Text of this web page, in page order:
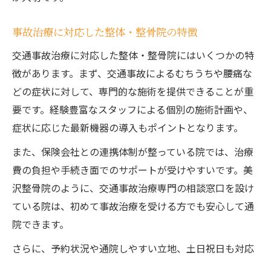
事故治療で気をつけたい後遺症発症サイン
慰謝料減額を防ぐための通院アドバイス
事故治療で慰謝料減額を防ぐ通院方法とは
事故治療時の記録が慰謝料請求に与える影
響
事故治療の通院頻度と慰謝料減額リスク対
策
事故治療中に注意したい保険会社との対応
事故治療の相談を活用した慰謝料対策のコ
ツ
事故治療に対応した整体・整骨院の特徴
交通事故治療に対応した整体・整骨院にはいくつかの特
徴があります。まず、交通事故によるむちうちや腰痛な
どの症状に対して、専門的な施術を提供できることが重
要です。経験豊富なスタッフによる個別の施術計画や、
症状に応じた最新機器の導入もポイントとなります。
また、保険会社との連携体制が整っている院では、治療
費の負担や手続き面でのサポートが受けやすいです。美
沢整骨院のように、交通事故治療専門の相談窓口を設け
ている院は、初めて事故治療を受ける方でも安心して通
院できます。
さらに、予約状況や通院しやすい立地、土日祝日も対応